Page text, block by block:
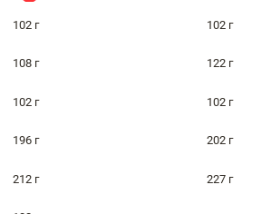
102 г 102 г
108 г 122 г
102 г 102 г
196 г 202 г
212 г 227 г